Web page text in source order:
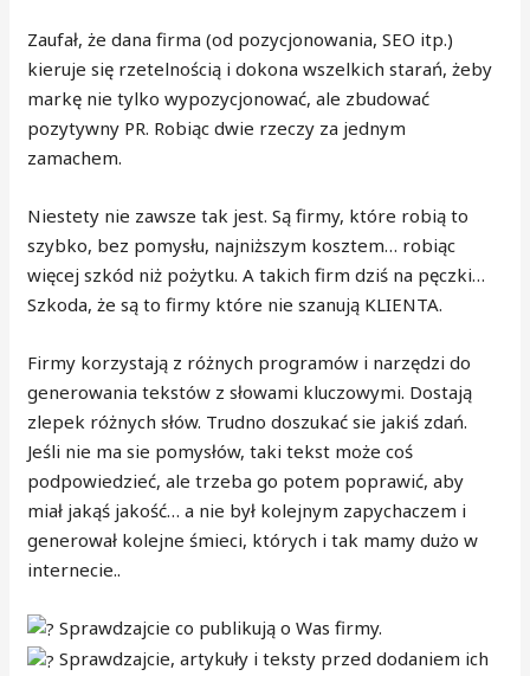
Zaufał, że dana firma (od pozycjonowania, SEO itp.)
kieruje się rzetelnością i dokona wszelkich starań, żeby
markę nie tylko wypozycjonować, ale zbudować
pozytywny PR. Robiąc dwie rzeczy za jednym
zamachem.
Niestety nie zawsze tak jest. Są firmy, które robią to
szybko, bez pomysłu, najniższym kosztem… robiąc
więcej szkód niż pożytku. A takich firm dziś na pęczki…
Szkoda, że są to firmy które nie szanują KLIENTA.
Firmy korzystają z różnych programów i narzędzi do
generowania tekstów z słowami kluczowymi. Dostają
zlepek różnych słów. Trudno doszukać sie jakiś zdań.
Jeśli nie ma sie pomysłów, taki tekst może coś
podpowiedzieć, ale trzeba go potem poprawić, aby
miał jakąś jakość… a nie był kolejnym zapychaczem i
generował kolejne śmieci, których i tak mamy dużo w
internecie..
Sprawdzajcie co publikują o Was firmy.
Sprawdzajcie, artykuły i teksty przed dodaniem ich